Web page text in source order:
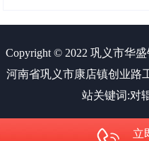
Copyright © 2022 巩义市华
河南省巩义市康店镇创业路
站关键词:对
立